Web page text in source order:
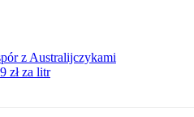
z Australijczykami
zł za litr